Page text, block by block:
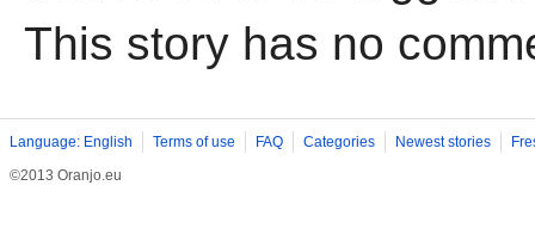
This story has no
Language: English Terms of use FAQ Categories Newest stories
©2013 Oranjo.eu